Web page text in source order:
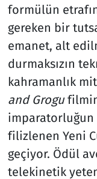
formülün
gereken bir
emanet, alt
durmaksızın
kahramanlık
and Grogu
imparatorluğun
filizlenen Yeni
geçiyor. Ödül
telekinetik